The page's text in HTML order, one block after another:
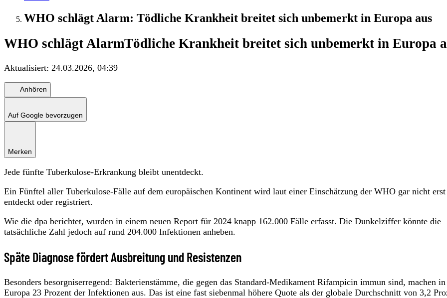
WHO schlägt Alarm: Tödliche Krankheit breitet sich unbemerkt in Europa aus
WHO schlägt AlarmTödliche Krankheit breitet sich unbemerkt in Europa
Aktualisiert: 24.03.2026, 04:39
Anhören
Auf Google bevorzugen
Merken
Jede fünfte Tuberkulose-Erkrankung bleibt unentdeckt.
Ein Fünftel aller Tuberkulose-Fälle auf dem europäischen Kontinent wird laut einer Einschätzung der WHO gar nicht erst
entdeckt oder registriert.
Wie die dpa berichtet, wurden in einem neuen Report für 2024 knapp 162.000 Fälle erfasst. Die Dunkelziffer könnte die
tatsächliche Zahl jedoch auf rund 204.000 Infektionen anheben.
Späte Diagnose fördert Ausbreitung und Resistenzen
Besonders besorgniserregend: Bakterienstämme, die gegen das Standard-Medikament Rifampicin immun sind, machen in
Europa 23 Prozent der Infektionen aus. Das ist eine fast siebenmal höhere Quote als der globale Durchschnitt von 3,2